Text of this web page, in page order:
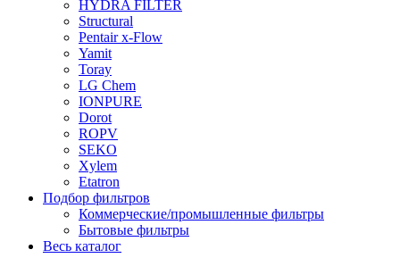
HYDRA FILTER
Structural
Pentair x-Flow
Yamit
Toray
LG Chem
IONPURE
Dorot
ROPV
SEKO
Xylem
Etatron
Подбор фильтров
Коммерческие/промышленные фильтры
Бытовые фильтры
Весь каталог